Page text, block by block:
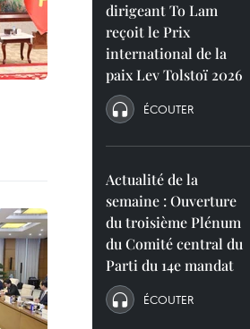
dirigeant To Lam
reçoit le Prix
international de la
paix Lev Tolstoï 2026
ÉCOUTER
Actualité de la
semaine : Ouverture
du troisième Plénum
du Comité central du
Parti du 14e mandat
ÉCOUTER